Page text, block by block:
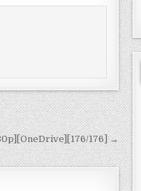
176] →